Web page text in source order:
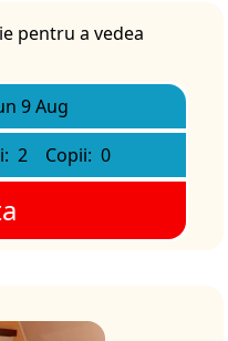
pentru a vedea
9 Aug
2 Copii: 0